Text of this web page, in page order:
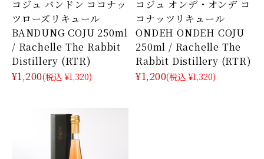
コジュ バンドン ココナッ
ツローズリキュール
BANDUNG COJU 250ml
/ Rachelle The Rabbit
Distillery (RTR)
¥1,200(税込 ¥1,320)
コジュ オンデ・オンデ コ
コナッツリキュール
ONDEH ONDEH COJU
250ml / Rachelle The
Rabbit Distillery (RTR)
¥1,200(税込 ¥1,320)